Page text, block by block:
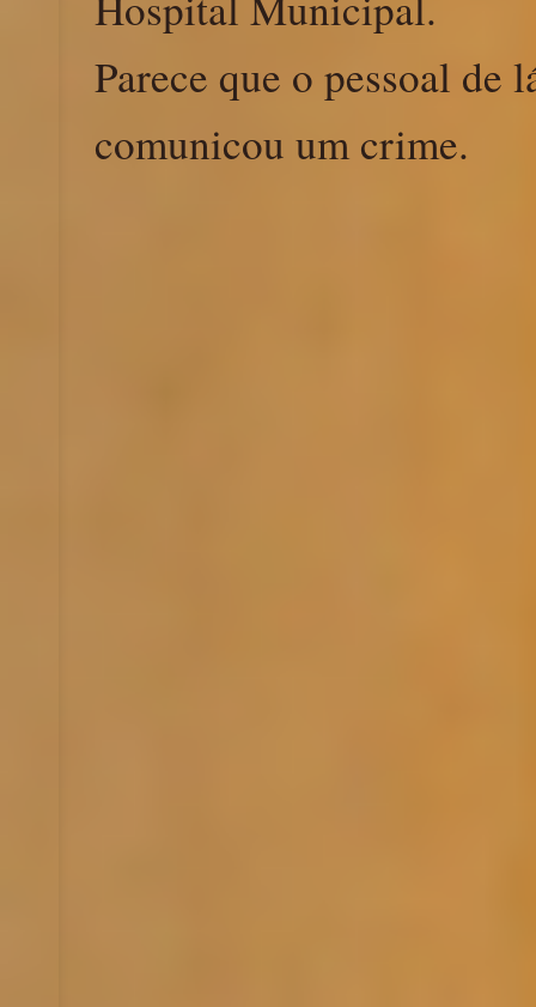
Parece que o pessoal de
comunicou um crime.